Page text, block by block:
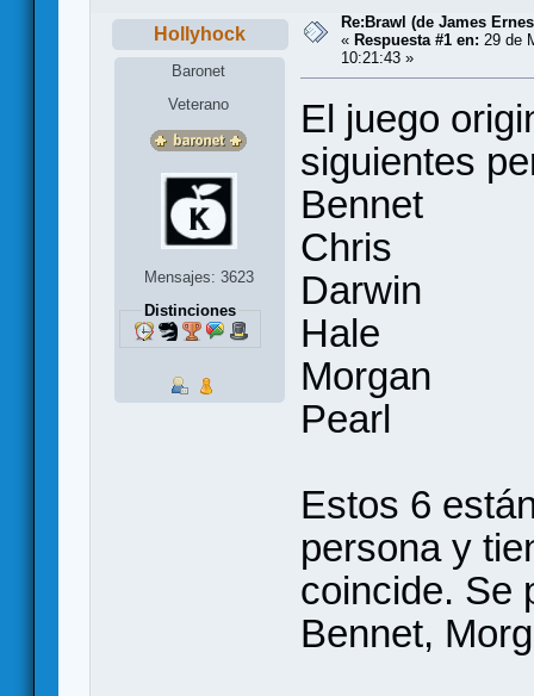
Hollyhock
Baronet
Veterano
Mensajes: 3623
Distinciones
Re:Brawl (de James
« Respuesta #1 en: 29 de
10:21:43 »
El juego
siguientes
Bennet
Chris
Darwin
Hale
Morgan
Pearl
Estos 6
persona y
coincide. Se
Bennet,